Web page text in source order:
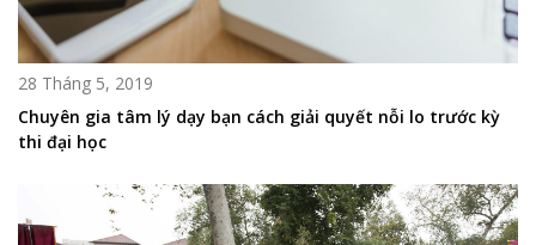
28 Tháng 5, 2019
Chuyên gia tâm lý dạy bạn cách giải quyết nỗi lo trước kỳ
thi đại học